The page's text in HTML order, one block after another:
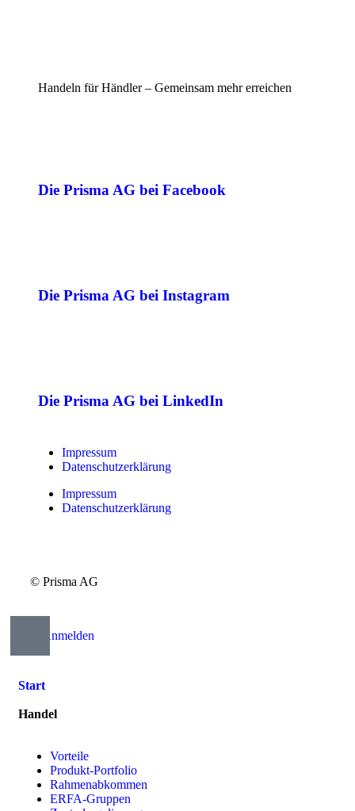
Handeln für Händler – Gemeinsam mehr erreichen
Die Prisma AG bei Facebook
Die Prisma AG bei Instagram
Die Prisma AG bei LinkedIn
Impressum
Datenschutzerklärung
Impressum
Datenschutzerklärung
© Prisma AG
Anmelden
Start
Handel
Vorteile
Produkt-Portfolio
Rahmenabkommen
ERFA-Gruppen